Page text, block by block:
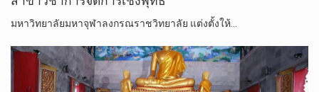
มหาวิทยาลัย​มหา​จุฬา​ลง​ก​รณ​ราช​วิทยาลัย​ แต่งตั้ง​ให้​…